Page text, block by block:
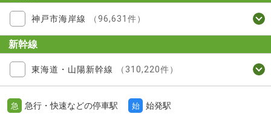
神戸市海岸線 （96,631件）
新幹線
東海道・山陽新幹線 （310,220件）
急 急行・快速などの停車駅 始 始発駅